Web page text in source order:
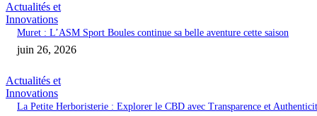
Actualités et
Innovations
Muret : L’ASM Sport Boules continue sa belle aventure cette saison
juin 26, 2026
Actualités et
Innovations
La Petite Herboristerie : Explorer le CBD avec Transparence et